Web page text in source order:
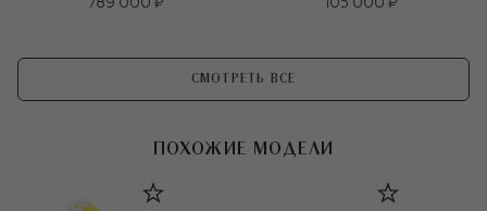
789 000 ₽ 105 000 ₽
СМОТРЕТЬ ВСЕ
ПОХОЖИЕ МОДЕЛИ